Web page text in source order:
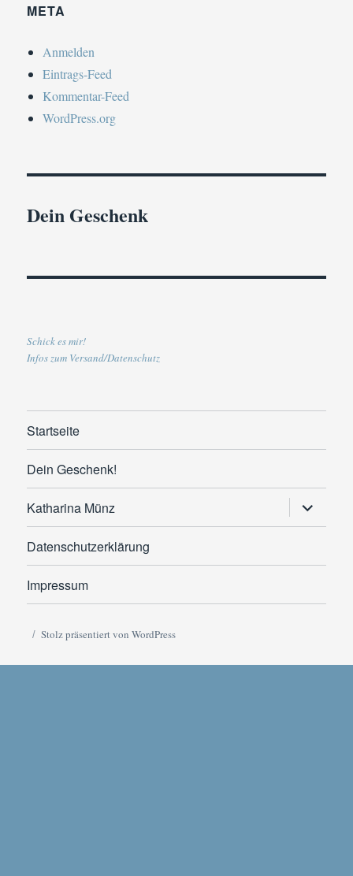
META
Anmelden
Eintrags-Feed
Kommentar-Feed
WordPress.org
Dein Geschenk
Schick es mir!
Infos zum Versand/Datenschutz
Startseite
Dein Geschenk!
Katharina Münz
anzeigen
Datenschutzerklärung
Impressum
Stolz präsentiert von WordPress